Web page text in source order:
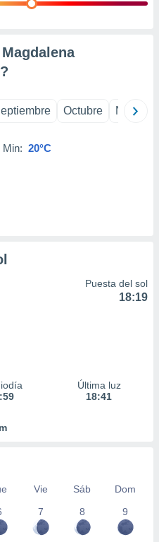
?
Octubre
Min: 20°C
Puesta del sol
18:19
Última luz
18:41
Vie Sáb
Dom
7 8 9